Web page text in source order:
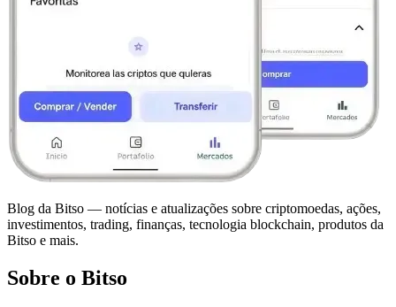
Blog da Bitso — notícias e atualizações sobre criptomoedas, ações,
investimentos, trading, finanças, tecnologia blockchain, produtos da
Bitso e mais.
Sobre o Bitso